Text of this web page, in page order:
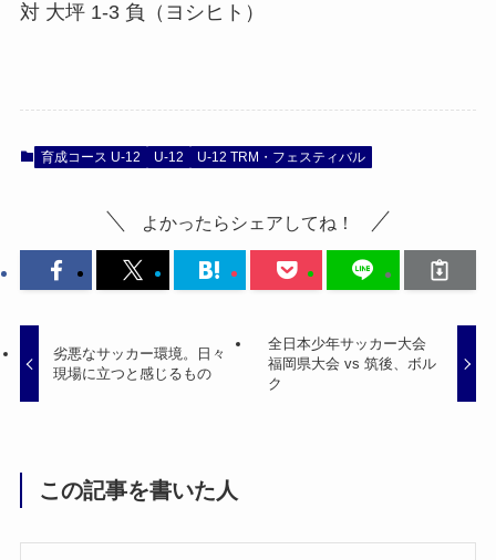
対 大坪 1-3 負（ヨシヒト）
育成コース U-12 U-12 U-12 TRM・フェスティバル
よかったらシェアしてね！
劣悪なサッカー環境。日々
現場に立つと感じるもの
全日本少年サッカー大会
福岡県大会 vs 筑後、ボル
ク
この記事を書いた人